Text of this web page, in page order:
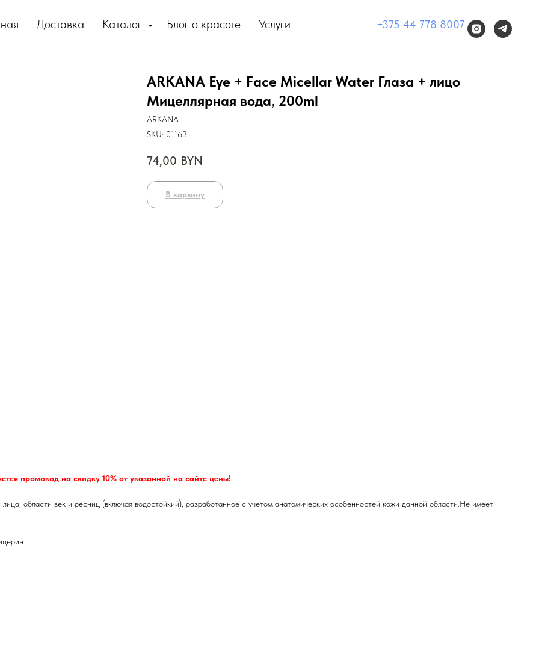
Доставка Каталог Блог о красоте Услуги +375 44 778 8007
ARKANA Eye + Face Micellar Water Глаза + лицо
Мицеллярная вода, 200ml
ARKANA
SKU: 01163
74,00 BYN
В корзину
промокод на скидку 10% от указанной на сайте цены!
области век и ресниц (включая водостойкий), разработанное с учетом анатомических особенностей кожи данной области.Не имеет